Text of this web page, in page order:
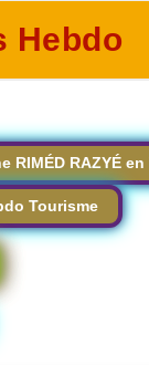
RIMÉD RAZYÉ
Tourisme